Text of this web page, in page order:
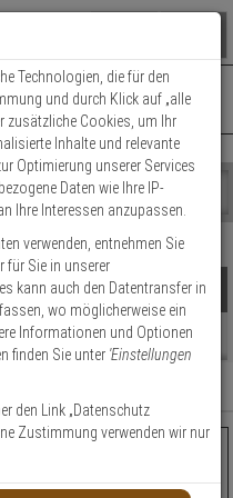
WARENKORB
ist momentan leer.
160) Fertig
)
€
16:30 | Fr.: 8:00 - 14:00 Uhr
nutzen
4K T/N IR PoE
Technologien, die für den
und durch Klick auf „alle
zusätzliche Cookies, um Ihr
Inhalte und relevante
Optimierung unserer Services
Daten wie Ihre IP-
Ihre Interessen anzupassen.
verwenden, entnehmen Sie
für Sie in unserer
kann auch den Datentransfer in
wo möglicherweise ein
Informationen und Optionen
finden Sie unter 'Einstellungen
den Link „Datenschutz
Zustimmung verwenden wir nur